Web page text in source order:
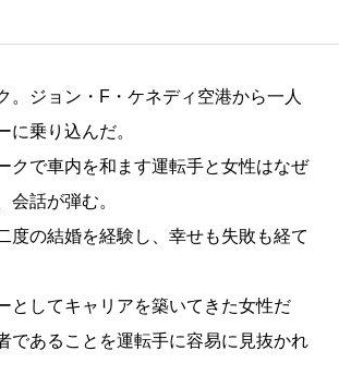
。ジョン・F・ケネディ空港から一人
に乗り込んだ。
クで車内を和ます運転手と女性はなぜ
会話が弾む。
度の結婚を経験し、幸せも失敗も経て
としてキャリアを築いてきた女性だ
であることを運転手に容易に見抜かれ